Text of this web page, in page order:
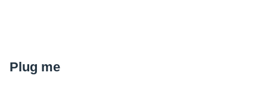
Plug me